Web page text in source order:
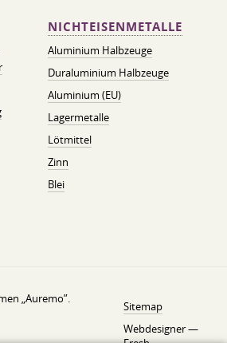
NICHTEISENMETALLE
Aluminium Halbzeuge
Duraluminium Halbzeuge
Aluminium (EU)
Lagermetalle
Lötmittel
Zinn
Blei
„Auremo”.
Sitemap
Webdesigner —